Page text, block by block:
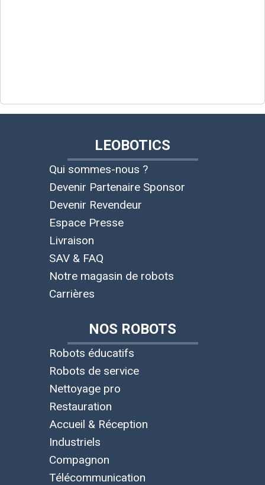
LEOBOTICS
Qui sommes-nous ?
Devenir Partenaire Sponsor
Devenir Revendeur
Espace Presse
Livraison
SAV & FAQ
Notre magasin de robots
Carrières
NOS ROBOTS
Robots éducatifs
Robots de service
Nettoyage pro
Restauration
Accueil & Réception
Industriels
Compagnon
Télécommunication